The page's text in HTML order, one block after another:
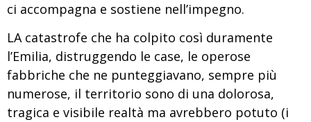
ci accompagna e sostiene nell’impegno.
LA catastrofe che ha colpito così duramente
l’Emilia, distruggendo le case, le operose
fabbriche che ne punteggiavano, sempre più
numerose, il territorio sono di una dolorosa,
tragica e visibile realtà ma avrebbero potuto (i